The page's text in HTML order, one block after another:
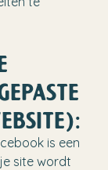
is een
site wordt